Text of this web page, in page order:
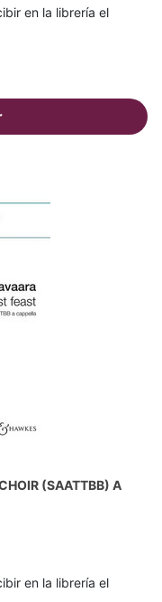
en la librería el
(SAATTBB) A
en la librería el